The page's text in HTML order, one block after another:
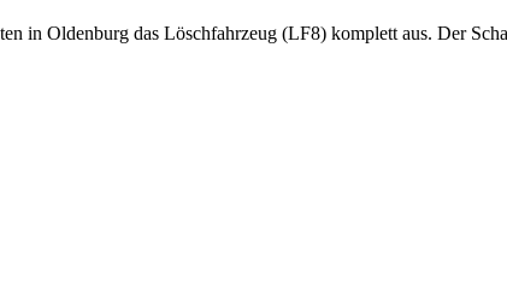
in Oldenburg das Löschfahrzeug (LF8) komplett aus. Der